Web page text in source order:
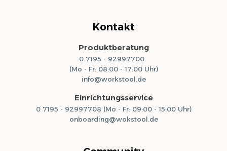
Kontakt
Produktberatung
0 7195 - 92997700
(Mo - Fr: 08:00 - 17:00 Uhr)
info@workstool.de
Einrichtungsservice
0 7195 - 92997708 (Mo - Fr: 09:00 - 15:00 Uhr)
onboarding@wokstool.de